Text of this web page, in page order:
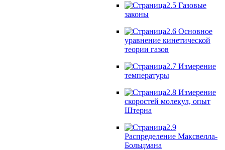
2.5 Газовые
законы
2.6 Основное
уравнение кинетической
теории газов
2.7 Измерение
температуры
2.8 Измерение
скоростей молекул, опыт
Штерна
2.9
Распределение Максвелла-
Больцмана